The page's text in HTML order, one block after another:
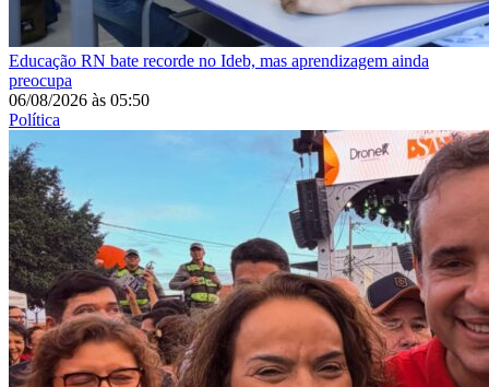
Educação RN bate recorde no Ideb, mas aprendizagem ainda
preocupa
06/08/2026 às 05:50
Política